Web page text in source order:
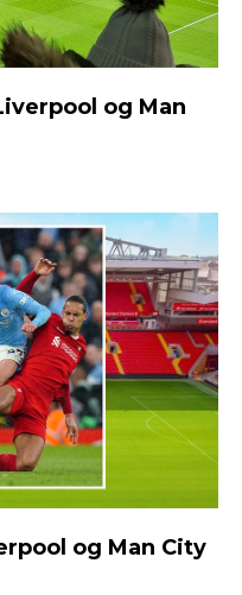
og Man
og Man City